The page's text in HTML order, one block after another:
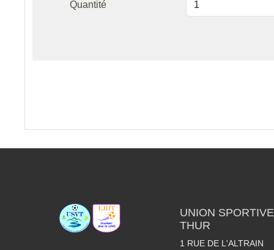
Quantité
UNION
THUR
1 RUE DE L'ALTRAIN